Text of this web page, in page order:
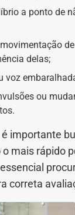
a ponto de
delas;
voz
ou
é importante
mais rápido
correta